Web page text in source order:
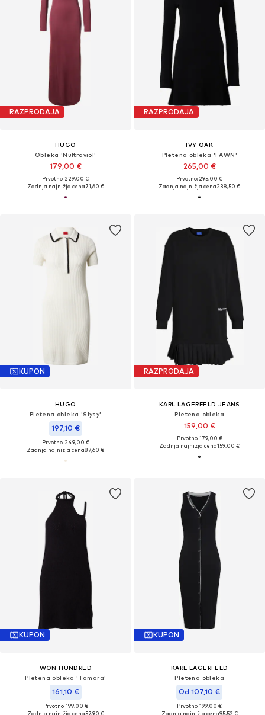
RAZPRODAJA
HUGO
Obleka 'Nultraviol'
179,00 €
Prvotno: 229,00 €
Zadnja najnižja cena71,60 €
RAZPRODAJA
IVY OAK
Pletena obleka 'FAWN'
265,00 €
Prvotno: 295,00 €
Zadnja najnižja cena238,50 €
KUPON
HUGO
Pletena obleka 'Slysy'
197,10 €
Prvotno: 249,00 €
Zadnja najnižja cena87,60 €
RAZPRODAJA
KARL LAGERFELD JEANS
Pletena obleka
159,00 €
Prvotno: 179,00 €
Zadnja najnižja cena159,00 €
KUPON
WON HUNDRED
Pletena obleka 'Tamara'
161,10 €
Prvotno: 199,00 €
Zadnja najnižja cena57,90 €
KUPON
KARL LAGERFELD
Pletena obleka
Od 107,10 €
Prvotno: 199,00 €
Zadnja najnižja cena95,52 €